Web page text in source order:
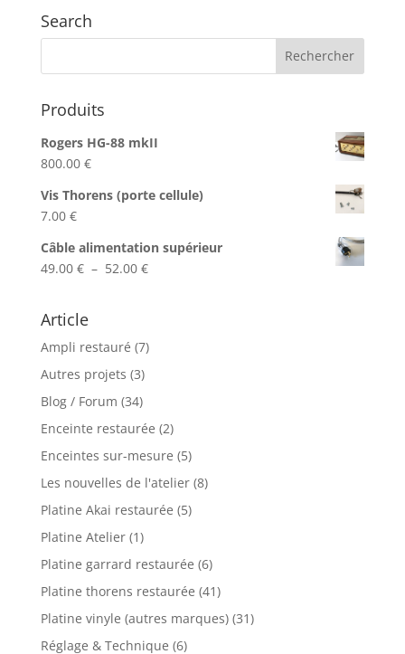
Search
Produits
Rogers HG-88 mkII
800.00 €
Vis Thorens (porte cellule)
7.00 €
Câble alimentation supérieur
49.00 € – 52.00 €Plage
à
Article
Ampli restauré (7)
Autres projets (3)
Blog / Forum (34)
Enceinte restaurée (2)
Enceintes sur-mesure (5)
Les nouvelles de l'atelier(8)
Platine Akai restaurée (5)
Platine Atelier(1)
Platine garrard restaurée (6)
Platine thorens restaurée (41)
Platine vinyle (autres marques)(31)
Réglage & Technique (6)